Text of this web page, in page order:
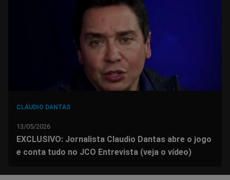
WhatsappTwitter
Messenger
CLÁUDIO DANTAS
13/05/2026
EXCLUSIVO: Jornalista Claudio Dantas abre o jogo
e conta tudo no JCO Entrevista (veja o vídeo)